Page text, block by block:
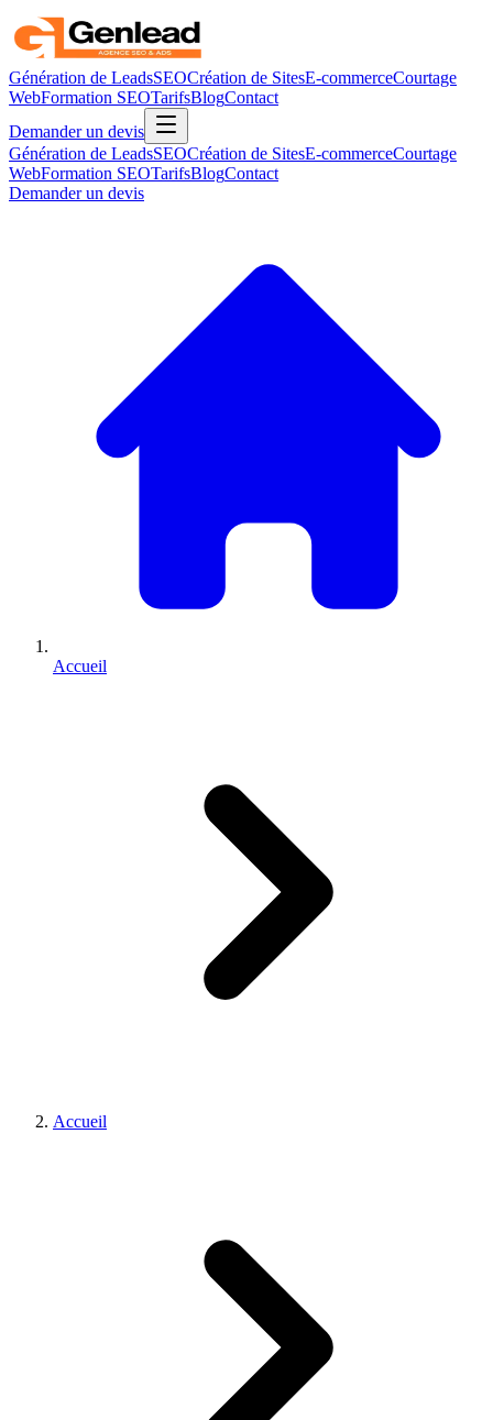
Génération de LeadsSEOCréation de SitesE-commerceCourtage
WebFormation SEOTarifsBlogContact
Demander un devis
Génération de LeadsSEOCréation de SitesE-commerceCourtage
WebFormation SEOTarifsBlogContact
Demander un devis
Accueil
Accueil